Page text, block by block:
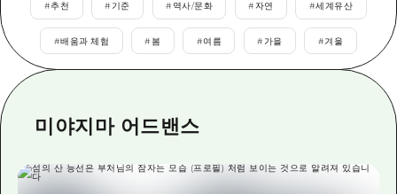
추천
아트
음식/술
목록
히로시마시 주변
아키(安芸)
관광지・체험
이벤트
#추천 # 기준 # 역사/문화 # 자연 #세계유산
#배움과 체험 #봄 #여름 # 가을 #겨울
미야지마 어드밴스